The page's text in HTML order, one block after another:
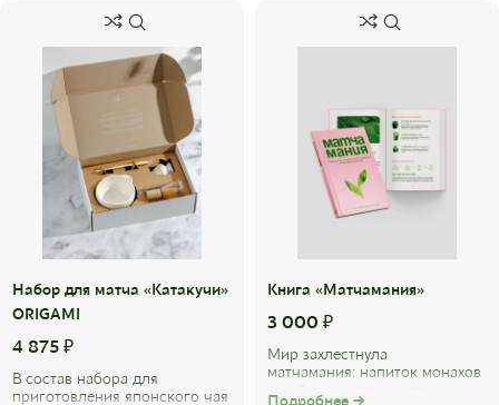
Набор для матча «Катакучи»
ORIGAMI
4 875 ₽
В состав набора для
приготовления японского чая
Книга «Матчамания»
3 000 ₽
Мир захлестнула
матчамания: напиток монахов
Подробнее →